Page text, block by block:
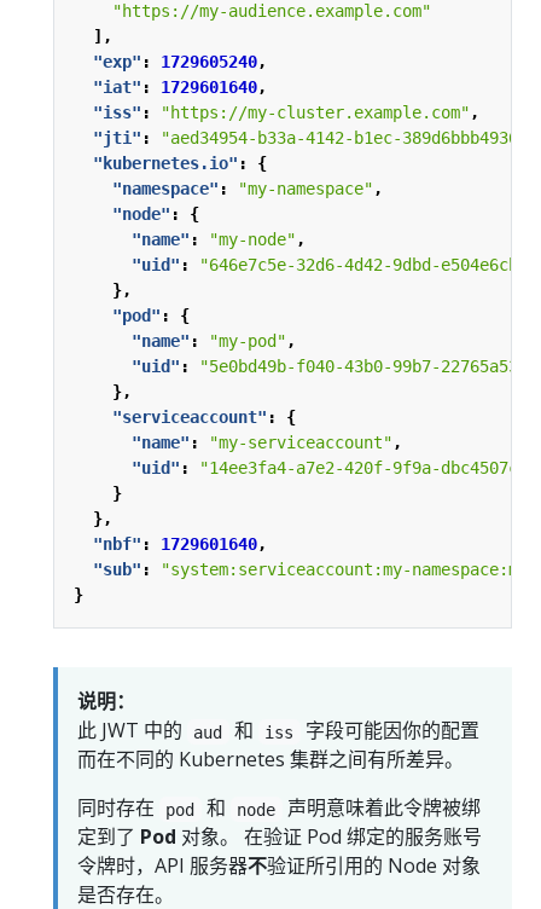
"https://my-audience.example.com"
],
"exp" : 1729605240,
"iat" : 1729601640,
"iss" : "https://my-cluster.example.com",
"jti" : "aed34954-b33a-4142-b1ec-389d6bbb4936"
"kubernetes.io" :
{
"namespace" : "my-namespace",
"node" :
{
"name" : "my-node",
"uid" :
"646e7c5e-32d6-4d42-9dbd-
},
"pod" :
{
"name" : "my-pod",
"uid" :
"5e0bd49b-f040-43b0-99b7-
},
"serviceaccount" :
{
"name" : "my-serviceaccount",
"uid" :
"14ee3fa4-a7e2-420f-9f9a-
}
},
"nbf" : 1729601640,
"sub" :
"system:serviceaccount:my-
}
说明：
此 JWT 中的
aud 和 iss
字段可能因你的配置
而在不同的 Kubernetes 集群之间有所差异。
同时存在
pod 和 node
声明意味着此令牌被绑
定到了 Pod 对象。 在验证 Pod 绑定的服务账号
令牌时，API 服务器不验证所引用的 Node 对象
是否存在。